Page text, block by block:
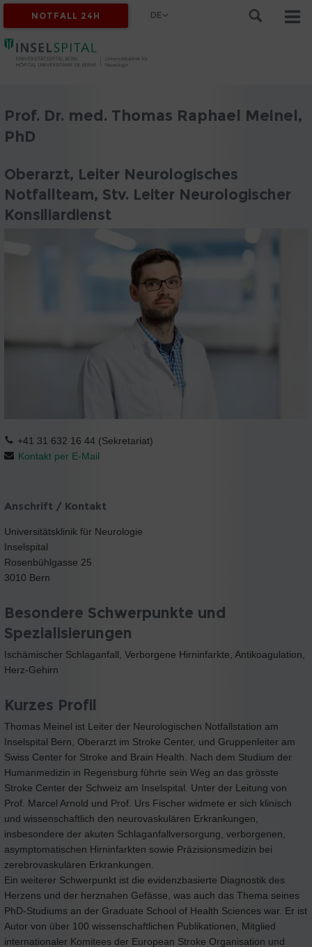
NOTFALL 24H DE
Prof. Dr. med. Thomas Raphael Meinel,
PhD
Oberarzt, Leiter Neurologisches
Notfallteam, Stv. Leiter Neurologischer
Konsiliardienst
+41 31 632 16 44 (Sekretariat)
Kontakt per E-Mail
Anschrift / Kontakt
Universitätsklinik für Neurologie
Inselspital
Rosenbühlgasse 25
3010 Bern
Besondere Schwerpunkte und
Spezialisierungen
Ischämischer Schlaganfall, Verborgene Hirninfarkte, Antikoagulation,
Herz-Gehirn
Kurzes Profil
Thomas Meinel ist Leiter der Neurologischen Notfallstation am
Inselspital Bern, Oberarzt im Stroke Center, und Gruppenleiter am
Swiss Center for Stroke and Brain Health. Nach dem Studium der
Humanmedizin in Regensburg führte sein Weg an das grösste
Stroke Center der Schweiz am Inselspital. Unter der Leitung von
Prof. Marcel Arnold und Prof. Urs Fischer widmete er sich klinisch
und wissenschaftlich den neurovaskulären Erkrankungen,
insbesondere der akuten Schlaganfallversorgung, verborgenen,
asymptomatischen Hirninfarkten sowie Präzisionsmedizin bei
zerebrovaskulären Erkrankungen.
Ein weiterer Schwerpunkt ist die evidenzbasierte Diagnostik des
Herzens und der herznahen Gefässe, was auch das Thema seines
PhD-Studiums an der Graduate School of Health Sciences war. Er ist
Autor von über 100 wissenschaftlichen Publikationen, Mitglied
internationaler Komitees der European Stroke Organisation und